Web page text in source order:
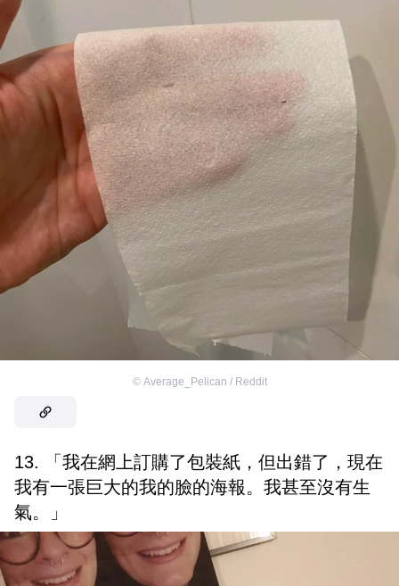
© Average_Pelican / Reddit
13. 「我在網上訂購了包裝紙，但出錯了，現在
我有一張巨大的我的臉的海報。我甚至沒有生
氣。」